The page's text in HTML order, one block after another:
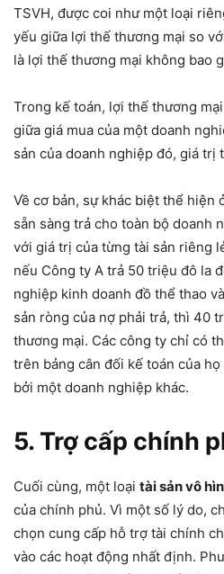
TSVH, được coi như một loại
yếu giữa lợi thế thương mại so
là lợi thế thương mại không bao
Trong kế toán, lợi thế thương
giữa giá mua của một doanh
sản của doanh nghiệp đó, giá trị
Về cơ bản, sự khác biệt thể hiện
sẵn sàng trả cho toàn bộ doanh
với giá trị của từng tài sản riêng
nếu Công ty A trả 50 triệu đô la
nghiệp kinh doanh đồ thể thao
sản ròng của nợ phải trả, thì 40
thương mại. Các công ty chỉ có
trên bảng cân đối kế toán của
bởi một doanh nghiệp khác.
5. Trợ cấp chính
Cuối cùng, một loại tài sản vô
của chính phủ. Vì một số lý do,
chọn cung cấp hỗ trợ tài chính
vào các hoạt động nhất định.